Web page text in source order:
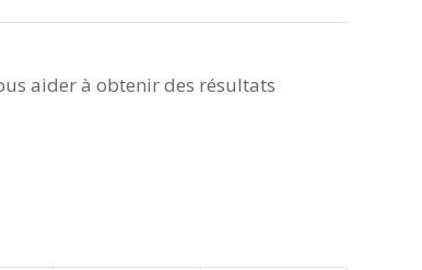
aider à obtenir des résultats